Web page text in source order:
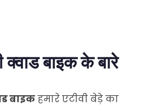
क्वाड बाइक के बारे
बाइकहमारे एटीवी बेड़े का